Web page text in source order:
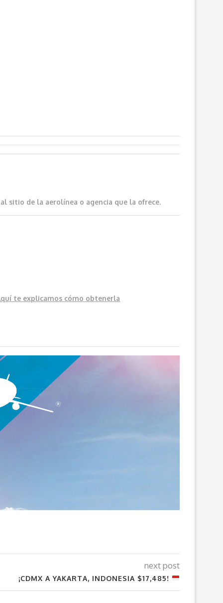
sitio de la aerolínea o agencia que la ofrece.
te explicamos cómo obtenerla
next post
¡CDMX A YAKARTA, INDONESIA $17,485!